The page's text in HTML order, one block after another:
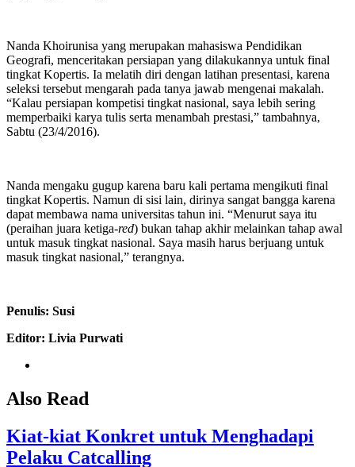
Nanda Khoirunisa yang merupakan mahasiswa Pendidikan
Geografi, menceritakan persiapan yang dilakukannya untuk final
tingkat Kopertis. Ia melatih diri dengan latihan presentasi, karena
seleksi tersebut mengarah pada tanya jawab mengenai makalah.
“Kalau persiapan kompetisi tingkat nasional, saya lebih sering
memperbaiki karya tulis serta menambah prestasi,” tambahnya,
Sabtu (23/4/2016).
Nanda mengaku gugup karena baru kali pertama mengikuti final
tingkat Kopertis. Namun di sisi lain, dirinya sangat bangga karena
dapat membawa nama universitas tahun ini. “Menurut saya itu
(peraihan juara ketiga-red) bukan tahap akhir melainkan tahap awal
untuk masuk tingkat nasional. Saya masih harus berjuang untuk
masuk tingkat nasional,” terangnya.
Penulis: Susi
Editor: Livia Purwati
Also Read
Kiat-kiat Konkret untuk Menghadapi
Pelaku Catcalling